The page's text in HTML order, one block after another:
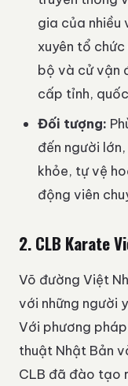
gia của nhiều
xuyên tổ
bộ và cử vận
cấp tỉnh,
Đối tượng:
đến người
khỏe, tự vệ
động viên
2. CLB Karate
Võ đường Việt
với những người
Với phương
thuật Nhật Bản
CLB đã đào tạo